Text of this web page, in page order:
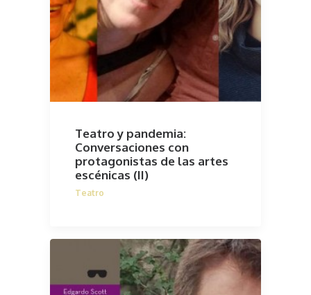
Teatro y pandemia:
Conversaciones con
protagonistas de las artes
escénicas (II)
Teatro